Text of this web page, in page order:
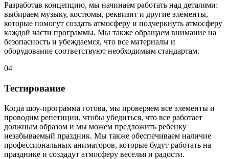
Разработав концепцию, мы начинаем работать над деталями:
выбираем музыку, костюмы, реквизит и другие элементы,
которые помогут создать атмосферу и подчеркнуть атмосферу
каждой части программы. Мы также обращаем внимание на
безопасность и убеждаемся, что все материалы и
оборудование соответствуют необходимым стандартам.
04
Тестирование
Когда шоу-программа готова, мы проверяем все элементы и
проводим репетиции, чтобы убедиться, что все работает
должным образом и мы можем предложить ребенку
незабываемый праздник. Мы также обеспечиваем наличие
профессиональных аниматоров, которые будут работать на
празднике и создадут атмосферу веселья и радости.